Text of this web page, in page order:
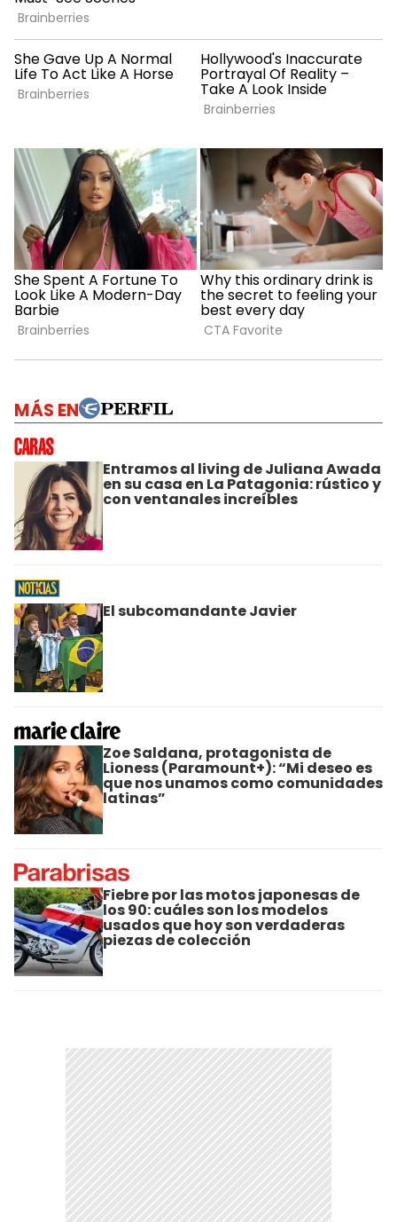
MÁS EN
Entramos al living de Juliana Awada
en su casa en La Patagonia: rústico y
con ventanales increíbles
El subcomandante Javier
Zoe Saldana, protagonista de
Lioness (Paramount+): “Mi deseo es
que nos unamos como comunidades
latinas”
Fiebre por las motos japonesas de
los 90: cuáles son los modelos
usados que hoy son verdaderas
piezas de colección